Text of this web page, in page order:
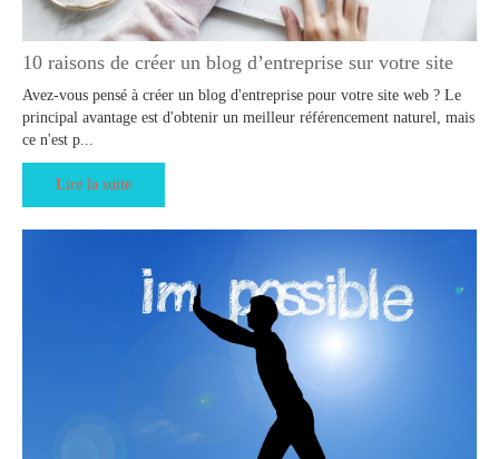
10 raisons de créer un blog d’entreprise sur votre site
Avez-vous pensé à créer un blog d'entreprise pour votre site web ? Le
principal avantage est d'obtenir un meilleur référencement naturel, mais
ce n'est p...
Lire la suite